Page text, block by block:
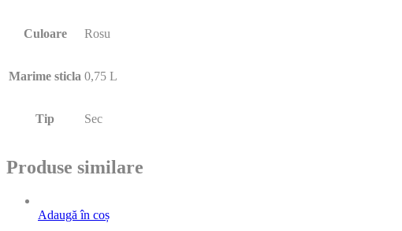
Culoare Rosu
Marime sticla 0,75 L
Tip Sec
Produse similare
Adaugă în coș